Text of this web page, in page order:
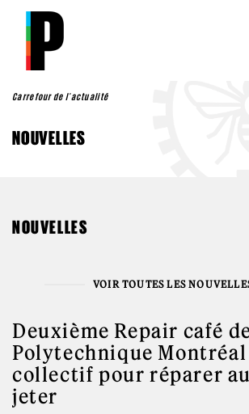
Aller au contenu principal
Carrefour de l'actualité
NOUVELLES
NOUVELLES
Deuxième Repair café
Polytechnique Montréal
collectif pour réparer
jeter
VOIR TOUTES LES